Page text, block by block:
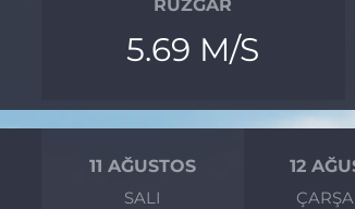
RÜZGAR
5.69 M/S
11 AĞUSTOS
SALI
12